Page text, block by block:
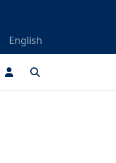
English